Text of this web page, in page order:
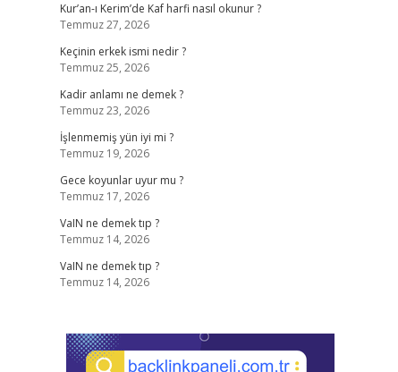
Kur’an-ı Kerim’de Kaf harfi nasıl okunur ?
Temmuz 27, 2026
Keçinin erkek ismi nedir ?
Temmuz 25, 2026
Kadir anlamı ne demek ?
Temmuz 23, 2026
İşlenmemiş yün iyi mi ?
Temmuz 19, 2026
Gece koyunlar uyur mu ?
Temmuz 17, 2026
VaIN ne demek tıp ?
Temmuz 14, 2026
VaIN ne demek tıp ?
Temmuz 14, 2026